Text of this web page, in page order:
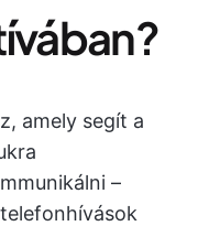
amely segít a
–